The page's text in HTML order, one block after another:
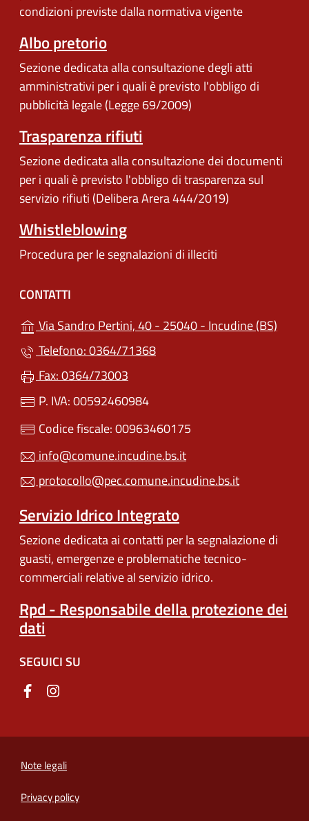
condizioni previste dalla normativa vigente
Albo pretorio
Sezione dedicata alla consultazione degli atti
amministrativi per i quali è previsto l'obbligo di
pubblicità legale (Legge 69/2009)
Trasparenza rifiuti
Sezione dedicata alla consultazione dei documenti
per i quali è previsto l'obbligo di trasparenza sul
servizio rifiuti (Delibera Arera 444/2019)
Whistleblowing
Procedura per le segnalazioni di illeciti
CONTATTI
Via Sandro Pertini, 40 - 25040 - Incudine (BS)
Telefono: 0364/71368
Fax: 0364/73003
P. IVA: 00592460984
Codice fiscale: 00963460175
info@comune.incudine.bs.it
protocollo@pec.comune.incudine.bs.it
Servizio Idrico Integrato
Sezione dedicata ai contatti per la segnalazione di
guasti, emergenze e problematiche tecnico-
commerciali relative al servizio idrico.
Rpd - Responsabile della protezione dei
dati
SEGUICI SU
Note legali
Privacy policy